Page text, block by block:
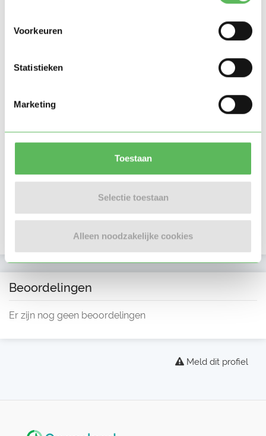
Voorkeuren
Statistieken
Marketing
Toestaan
Selectie toestaan
Alleen noodzakelijke cookies
Beoordelingen
Er zijn nog geen beoordelingen
Meld dit profiel